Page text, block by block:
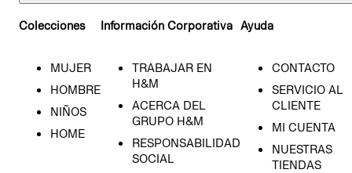
Colecciones
MUJER
HOMBRE
NIÑOS
HOME
Información Corporativa
TRABAJAR EN
H&M
ACERCA DEL
GRUPO H&M
RESPONSABILIDAD
SOCIAL
Ayuda
CONTACTO
SERVICIO AL
CLIENTE
MI CUENTA
NUESTRAS
TIENDAS